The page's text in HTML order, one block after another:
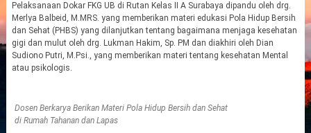
Pelaksanaan Dokar FKG UB di Rutan Kelas II A Surabaya dipandu oleh drg.
Merlya Balbeid, M.MRS. yang memberikan materi edukasi Pola Hidup Bersih
dan Sehat (PHBS) yang dilanjutkan tentang bagaimana menjaga kesehatan
gigi dan mulut oleh drg. Lukman Hakim, Sp. PM dan diakhiri oleh Dian
Sudiono Putri, M.Psi., yang memberikan materi tentang kesehatan Mental
atau psikologis.
Dosen Berkarya Berikan Materi Pola Hidup Bersih dan Sehat
di Rumah Tahanan dan Lapas